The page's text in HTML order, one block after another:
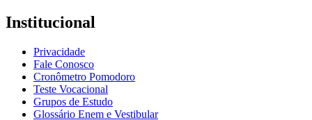
Institucional
Privacidade
Fale Conosco
Cronômetro Pomodoro
Teste Vocacional
Grupos de Estudo
Glossário Enem e Vestibular